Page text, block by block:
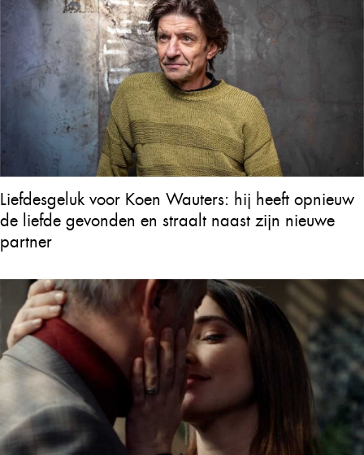
Liefdesgeluk voor Koen Wauters: hij heeft opnieuw
de liefde gevonden en straalt naast zijn nieuwe
partner